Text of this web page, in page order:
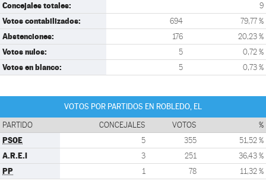
Concejales totales: 9
Votos contabilizados: 694 79,77 %
Abstenciones: 176 20,23 %
Votos nulos: 5 0,72 %
Votos en blanco: 5 0,73 %
VOTOS POR PARTIDOS EN ROBLEDO, EL
PARTIDO CONCEJALES VOTOS %
PSOE 5 355 51,52 %
A.R.E.I 3 251 36,43 %
PP 1 78 11,32 %